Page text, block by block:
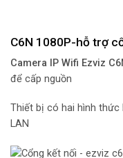
C6N 1080P-hỗ trợ
Camera IP Wifi Ezviz
để cấp nguồn
Thiết bị có hai hình thức
LAN